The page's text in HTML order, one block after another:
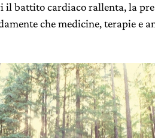
battito cardiaco rallenta, la
che medicine, terapie e